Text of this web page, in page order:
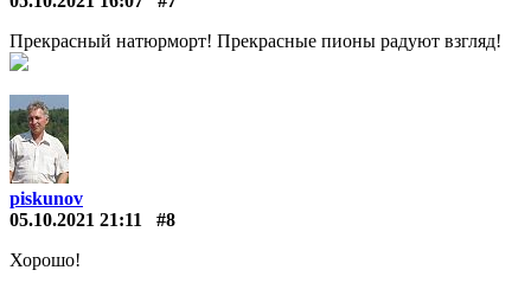
Прекрасный натюрморт! Прекрасные пионы радуют взгляд!
piskunov
05.10.2021 21:11
#8
Хорошо!